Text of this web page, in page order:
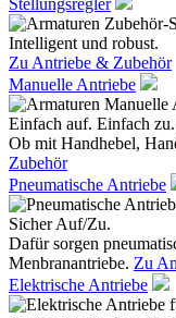
Stellungsregler
Intelligent und robust.
Zu Antriebe & Zubehör
Manuelle Antriebe
Einfach auf. Einfach
Ob mit Handhebel,
Zubehör
Pneumatische Antriebe
Sicher Auf/Zu.
Dafür sorgen
Menbranantriebe. Zu
Elektrische Antriebe